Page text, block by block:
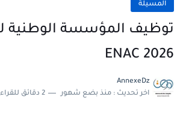
المسيلة
توظيف المؤسسة الوطنية
ENAC 2026
AnnexeDz
اخر تحديث : منذ بضع شهور 2 دقائق للقراءة